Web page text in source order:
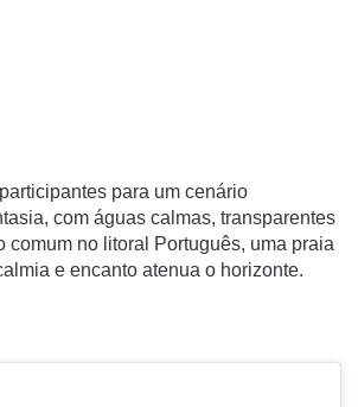
para um cenário
com águas calmas, transparentes
comum no litoral Português, uma praia
e encanto atenua o horizonte.